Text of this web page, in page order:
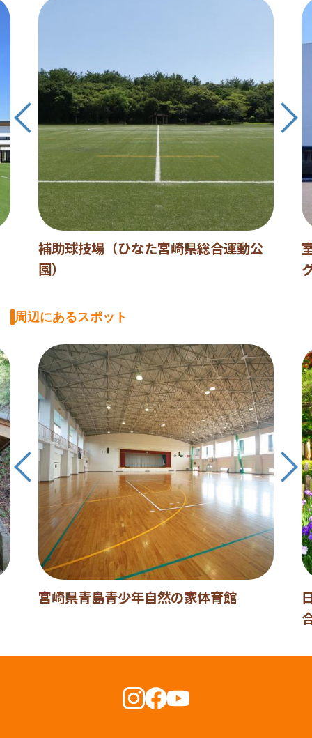
補助球技場（ひなた宮崎県総合運動公
園）
周辺にあるスポット
宮崎県青島青少年自然の家体育館